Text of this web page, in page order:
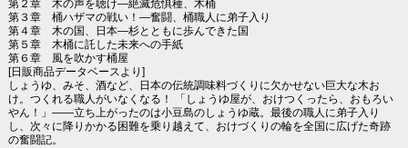
第２章 木の声を聴け―絶滅危惧種、木桶
第３章 桶ハザマの戦い！―奮闘、桶職人に弟子入り
第４章 木の国、日本―杉とともに歩んできた国
第５章 木桶に託した未来への手紙
第６章 風を吹かす桶屋
[日販商品データベースより]
しょうゆ、みそ、酒など、日本の伝統調味料づくりに欠かせない巨大な木お
け。つくれる職人がいなくなる！ 「しょうゆ屋が、おけつくったら、おもろい
やん！」――立ち上がったのは小豆島のしょうゆ蔵。最後の職人に弟子入り
し、次々に降りかかる困難を乗り越えて、おけづくりの輪を全国に広げた奇跡
の奮闘記。